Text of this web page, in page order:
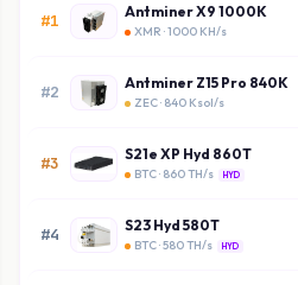
#1 Antminer X9 1000K
XMR · 1000 KH/s
#2 Antminer Z15 Pro 840K
ZEC · 840 Ksol/s
#3 S21e XP Hyd 860T
BTC · 860 TH/s HYD
#4 S23 Hyd 580T
BTC · 580 TH/s HYD